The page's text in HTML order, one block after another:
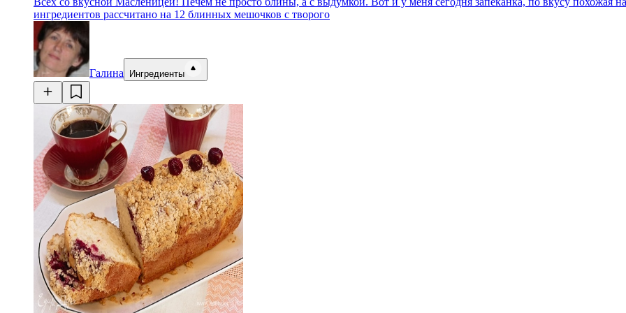
ингредиентов рассчитано на 12 блинных мешочков с творого
Галина Ингредиенты